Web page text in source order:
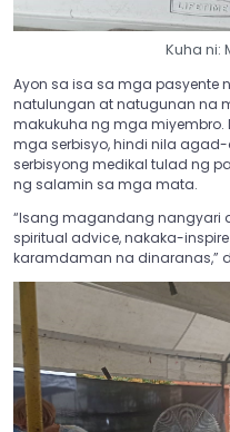
Kuha ni:
Ayon sa isa sa mga pasyente
natulungan at natugunan na
makukuha ng mga
mga serbisyo, hindi nila
serbisyong medikal tulad ng
ng salamin sa mga mata.
“Isang magandang nangyari
spiritual advice, nakaka-
karamdaman na dinaranas,”